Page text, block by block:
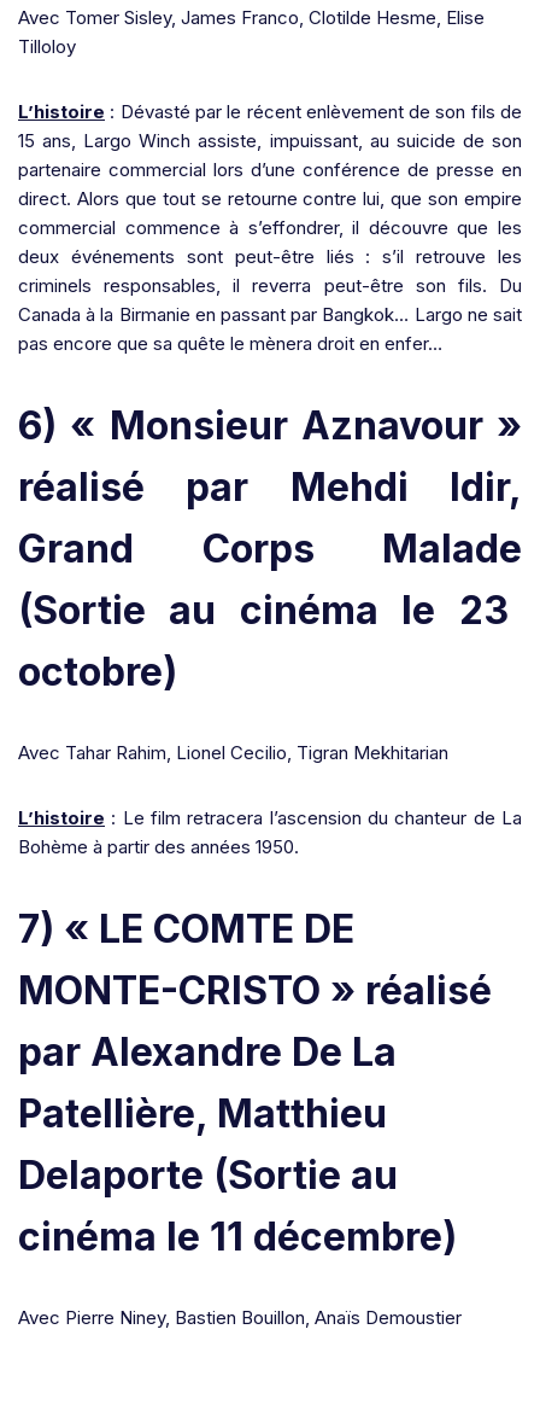
Avec Tomer Sisley, James Franco, Clotilde Hesme, Elise
Tilloloy
L’histoire : Dévasté par le récent enlèvement de son fils de
15 ans, Largo Winch assiste, impuissant, au suicide de son
partenaire commercial lors d’une conférence de presse en
direct. Alors que tout se retourne contre lui, que son empire
commercial commence à s’effondrer, il découvre que les
deux événements sont peut-être liés : s’il retrouve les
criminels responsables, il reverra peut-être son fils. Du
Canada à la Birmanie en passant par Bangkok… Largo ne sait
pas encore que sa quête le mènera droit en enfer…
6) « Monsieur Aznavour »
réalisé par Mehdi Idir,
Grand Corps Malade
(Sortie au cinéma le 23
octobre)
Avec Tahar Rahim, Lionel Cecilio, Tigran Mekhitarian
L’histoire : Le film retracera l’ascension du chanteur de La
Bohème à partir des années 1950.
7) « LE COMTE DE
MONTE-CRISTO » réalisé
par Alexandre De La
Patellière, Matthieu
Delaporte (Sortie au
cinéma le 11 décembre)
Avec Pierre Niney, Bastien Bouillon, Anaïs Demoustier